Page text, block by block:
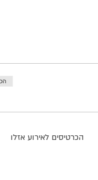
הכרטיסים לאירוע אזלו